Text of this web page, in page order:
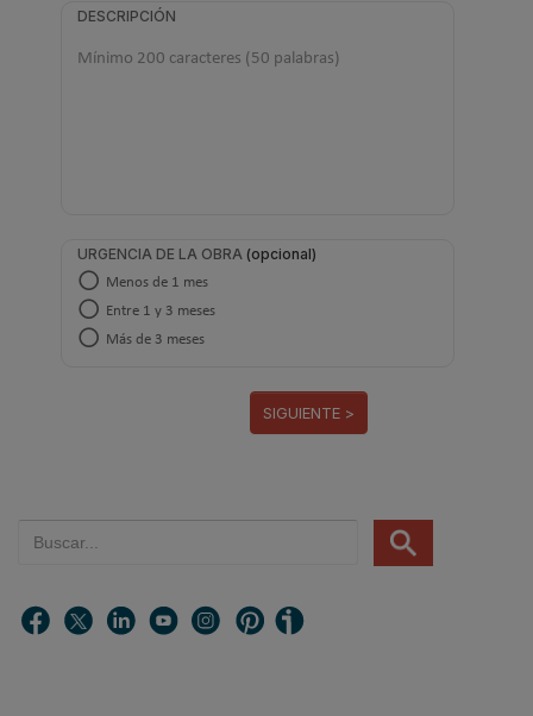
DESCRIPCIÓN
URGENCIA DE LA OBRA
Menos de 1 mes
Entre 1 y 3 meses
Más de 3 meses
SIGUIENTE >